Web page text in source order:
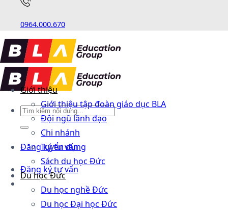
0964.000.670
Đăng ký tư vấn
Đăng ký tư vấn
Giới thiệu
Giới thiệu tập đoàn giáo dục BLA
Đội ngũ lãnh đạo
Chi nhánh
Tuyển dụng
Sách du học Đức
Du học Đức
Du học nghề Đức
Du học Đại học Đức